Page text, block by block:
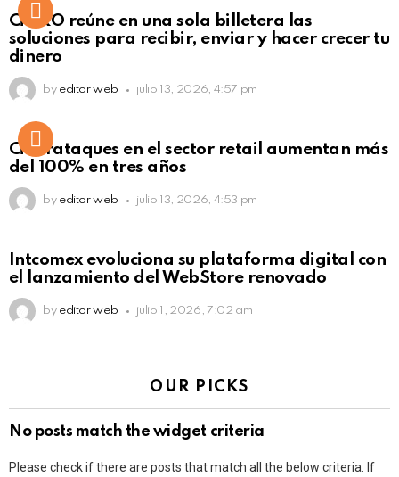
Not Safe For Work
Click to view this post
CiNKO reúne en una sola billetera las
soluciones para recibir, enviar y hacer crecer tu
dinero
by editor web julio 13, 2026, 4:57 pm
Ciberataques en el sector retail aumentan más
del 100% en tres años
by editor web julio 13, 2026, 4:53 pm
Intcomex evoluciona su plataforma digital con
el lanzamiento del WebStore renovado
by editor web julio 1, 2026, 7:02 am
OUR PICKS
No posts match the widget criteria
Please check if there are posts that match all the below criteria. If